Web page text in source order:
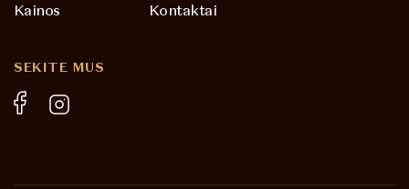
Kainos
Kontaktai
SEKITE MUS